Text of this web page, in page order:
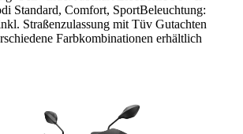
Standard, Comfort, SportBeleuchtung:
Straßenzulassung mit Tüv Gutachten
Farbkombinationen erhältlich